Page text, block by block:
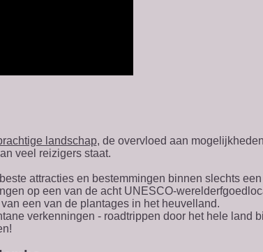
landschap, de overvloed aan
veel reizigers staat.
attracties en bestemmingen binnen slechts
op een van de acht UNESCO-
een van de plantages in het heuvelland.
verkenningen - roadtrippen door het hele land